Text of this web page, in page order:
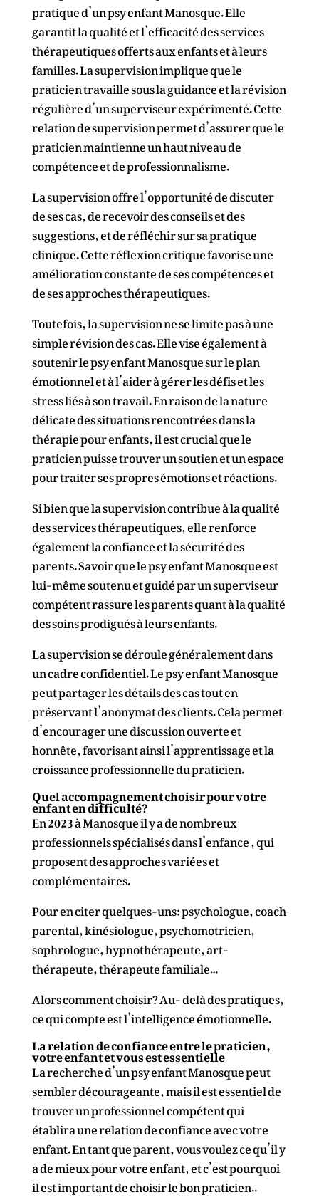
pratique d’un psy enfant Manosque. Elle
garantit la qualité et l’efficacité des services
thérapeutiques offerts aux enfants et à leurs
familles. La supervision implique que le
praticien travaille sous la guidance et la révision
régulière d’un superviseur expérimenté. Cette
relation de supervision permet d’assurer que le
praticien maintienne un haut niveau de
compétence et de professionnalisme.
La supervision offre l’opportunité de discuter
de ses cas, de recevoir des conseils et des
suggestions, et de réfléchir sur sa pratique
clinique. Cette réflexion critique favorise une
amélioration constante de ses compétences et
de ses approches thérapeutiques.
Toutefois, la supervision ne se limite pas à une
simple révision des cas. Elle vise également à
soutenir le psy enfant Manosque sur le plan
émotionnel et à l’aider à gérer les défis et les
stress liés à son travail. En raison de la nature
délicate des situations rencontrées dans la
thérapie pour enfants, il est crucial que le
praticien puisse trouver un soutien et un espace
pour traiter ses propres émotions et réactions.
Si bien que la supervision contribue à la qualité
des services thérapeutiques, elle renforce
également la confiance et la sécurité des
parents. Savoir que le psy enfant Manosque est
lui-même soutenu et guidé par un superviseur
compétent rassure les parents quant à la qualité
des soins prodigués à leurs enfants.
La supervision se déroule généralement dans
un cadre confidentiel. Le psy enfant Manosque
peut partager les détails des cas tout en
préservant l’anonymat des clients. Cela permet
d’encourager une discussion ouverte et
honnête, favorisant ainsi l’apprentissage et la
croissance professionnelle du praticien.
Quel accompagnement choisir pour votre
enfant en difficulté?
En 2023 à Manosque il y a de nombreux
professionnels spécialisés dans l’enfance , qui
proposent des approches variées et
complémentaires.
Pour en citer quelques-uns: psychologue, coach
parental, kinésiologue, psychomotricien,
sophrologue, hypnothérapeute, art-
thérapeute, thérapeute familiale…
Alors comment choisir? Au- delà des pratiques,
ce qui compte est l’intelligence émotionnelle.
La relation de confiance entre le praticien,
votre enfant et vous est essentielle
La recherche d’un psy enfant Manosque peut
sembler décourageante, mais il est essentiel de
trouver un professionnel compétent qui
établira une relation de confiance avec votre
enfant. En tant que parent, vous voulez ce qu’il y
a de mieux pour votre enfant, et c’est pourquoi
il est important de choisir le bon praticien..